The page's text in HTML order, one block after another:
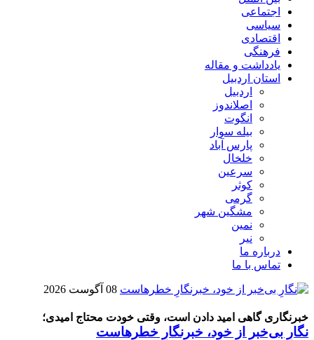
اجتماعی
سیاسی
اقتصادی
فرهنگی
یادداشت و مقاله
استان اردبیل
اردبیل
اصلاندوز
انگوت
بیله سوار
پارس آباد
خلخال
سرعین
کوثر
گرمی
مشگین شهر
نمین
نیر
درباره ما
تماس با ما
08 آگوست 2026
خبرنگاری گاهی امید دادن است، وقتی خودت محتاج امیدی؛
نگارِ بی‌خبر از خود، خبرنگارِ خطرهاست